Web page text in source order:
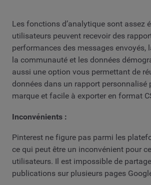
Les fonctions d’analytique sont assez
utilisateurs peuvent recevoir des
performances des messages envoyés,
la communauté et les données
aussi une option vous permettant de
données dans un rapport personnalisé
marque et facile à exporter en format
Inconvénients :
Pinterest ne figure pas parmi les
ce qui peut être un inconvénient pour
utilisateurs. Il est impossible de
publications sur plusieurs pages